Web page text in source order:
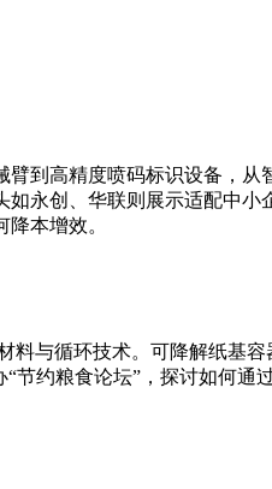
到高精度喷码标识设备，
永创、华联则展示适配中
本增效。
料与循环技术。可降解纸基
约粮食论坛”，探讨如何